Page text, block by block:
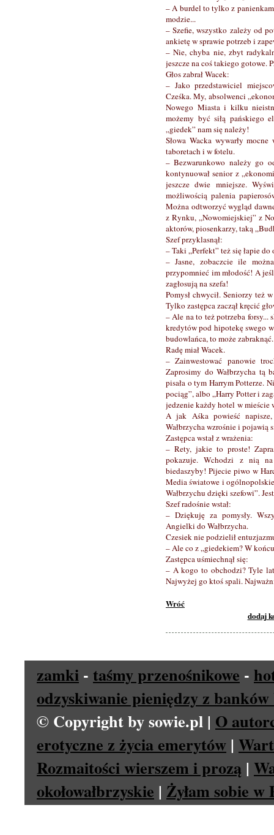
– A burdel to tylko z
modzie...
– Szefie, wszystko zależy od
ankietę w sprawie potrzeb i
– Nie, chyba nie, zbyt
jeszcze na coś takiego gotowe.
Głos zabrał Wacek:
– Jako przedstawiciel
Cześka. My, absolwenci
Nowego Miasta i kilku
możemy być siłą pańskiego
„giedek” nam się należy!
Słowa Wacka wywarły
taboretach i w fotelu.
– Bezwarunkowo należy go
kontynuował senior z
jeszcze dwie mniejsze.
możliwością palenia
Można odtworzyć wygląd
z Rynku, „Nowomiejskiej” z
aktorów, piosenkarzy, taką
Szef przyklasnął:
– Taki „Perfekt” też się łapie
– Jasne, zobaczcie ile
przypomnieć im młodość! A
zagłosują na szefa!
Pomysł chwycił. Seniorzy też
Tylko zastępca zaczął kręcić
– Ale na to też potrzeba forsy...
kredytów pod hipotekę swego
budowlańca, to może
Radę miał Wacek.
– Zainwestować panowie
Zaprosimy do Wałbrzycha tą
pisała o tym Harrym Potterze.
pociąg”, albo „Harry Potter i
jedzenie każdy hotel w mieście
A jak Aśka powieść
Wałbrzycha wzrośnie i pojawią
Zastępca wstał z wrażenia:
– Rety, jakie to proste!
pokazuje. Wchodzi z nią
biedaszyby! Pijecie piwo w
Media światowe i
Wałbrzychu dzięki szefowi”.
Szef radośnie wstał:
– Dziękuję za pomysły.
Angielki do Wałbrzycha.
Czesiek nie podzielił
– Ale co z „giedekiem? W
Zastępca uśmiechnął się:
– A kogo to obchodzi? Tyle
Najwyżej go ktoś spali.
Wróć
dodaj
zamki - taśmy przenośnikowe -
odzyskiwanie pieniędzy z banków
© Copyright by sowie.pl | O
erotyczne z życia emerytów |
Rozmaitości wierszem i prozą |
okołowałbrzyskie | Żyłam sobie